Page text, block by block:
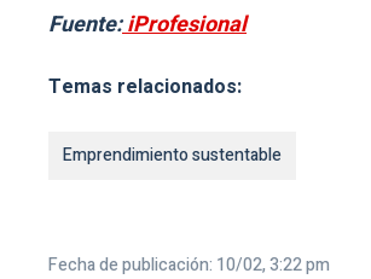
Fuente:iProfesional
Temas relacionados:
Emprendimiento sustentable
Fecha de publicación: 10/02, 3:22 pm